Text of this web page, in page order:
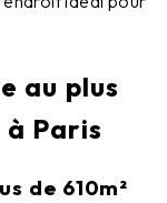
au plus
Paris
de 610m²